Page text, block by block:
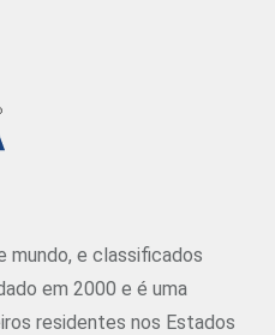
mundo, e classificados
em 2000 e é uma
residentes nos Estados